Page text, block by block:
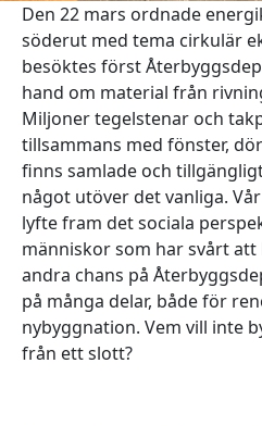
Den 22 mars ordnade
söderut med tema cirkulär
besöktes först
hand om material från
Miljoner tegelstenar och
tillsammans med fönster,
finns samlade och
något utöver det vanliga.
lyfte fram det sociala
människor som har svårt
andra chans på
på många delar, både för
nybyggnation. Vem vill inte
från ett slott?